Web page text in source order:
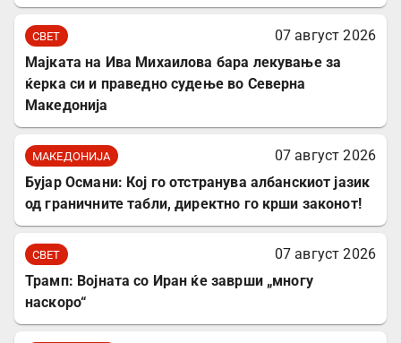
СВЕТ
07 август 2026
Мајката на Ива Михаилова бара лекување за
ќерка си и праведно судење во Северна
Македонија
МАКЕДОНИЈА
07 август 2026
Бујар Османи: Кој го отстранува албанскиот јазик
од граничните табли, директно го крши законот!
СВЕТ
07 август 2026
Трамп: Војната со Иран ќе заврши „многу
наскоро“